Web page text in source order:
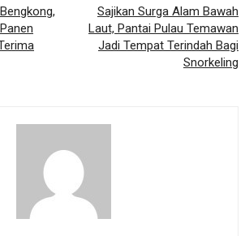
Sajikan Surga Alam Bawah
Laut, Pantai Pulau Temawan
Jadi Tempat Terindah Bagi
Snorkeling